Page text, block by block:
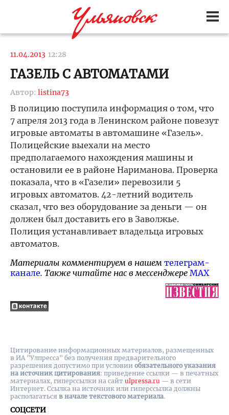
11.04.2013 12:28
ГАЗЕЛЬ С АВТОМАТАМИ
Автор: listina73
В полицию поступила информация о том, что
7 апреля 2013 года в Ленинском районе повезут
игровые автоматы в автомашине «Газель».
Полицейские выехали на место
предполагаемого нахождения машины и
остановили ее в районе Нариманова. Проверка
показала, что в «Газели» перевозили 5
игровых автоматов. 42-летний водитель
сказал, что вез оборудование за деньги — он
должен был доставить его в Заволжье.
Полиция устанавливает владельца игровых
автоматов.
Материалы комментируем в нашем телеграм-
канале. Также читайте нас в мессенджере MAX
СОЦСЕТИ
Цитирование информационных материалов, размещенных
в ИА "Улпресса" без получения предварительного
разрешения допустимо при условии обязательного указания
на источник цитирования: приведение ссылки — в печатных
материалах, гиперссылки на cайт ulpressa.ru — в сети
Интернет. Ссылка на источник или гиперссылка должны
располагаться в начале текстового материала.